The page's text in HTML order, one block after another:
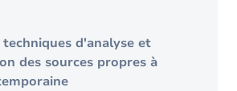
d'analyse et
des sources propres à